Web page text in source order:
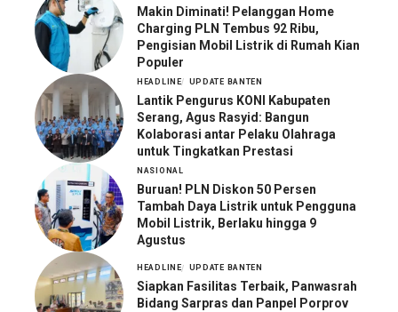
Makin Diminati! Pelanggan Home
Charging PLN Tembus 92 Ribu,
Pengisian Mobil Listrik di Rumah Kian
Populer
HEADLINE UPDATE BANTEN
Lantik Pengurus KONI Kabupaten
Serang, Agus Rasyid: Bangun
Kolaborasi antar Pelaku Olahraga
untuk Tingkatkan Prestasi
NASIONAL
Buruan! PLN Diskon 50 Persen
Tambah Daya Listrik untuk Pengguna
Mobil Listrik, Berlaku hingga 9
Agustus
HEADLINE UPDATE BANTEN
Siapkan Fasilitas Terbaik, Panwasrah
Bidang Sarpras dan Panpel Porprov